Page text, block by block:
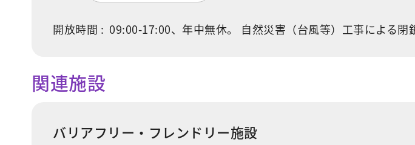
開放時間 : 09:00-17:00、年中無休。 自然災害（台風等）工事による閉
関連施設
バリアフリー・フレンドリー施設